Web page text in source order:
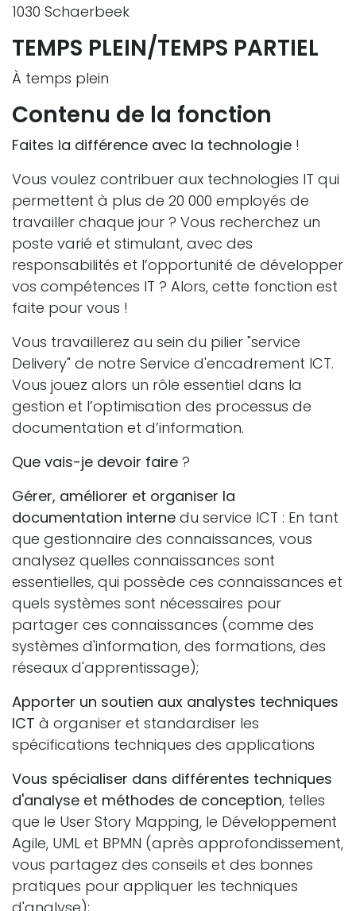
1030 Schaerbeek
TEMPS PLEIN/TEMPS PARTIEL
À temps plein
Contenu de la fonction
Faites la différence avec la technologie !
Vous voulez contribuer aux technologies IT qui
permettent à plus de 20 000 employés de
travailler chaque jour ? Vous recherchez un
poste varié et stimulant, avec des
responsabilités et l’opportunité de développer
vos compétences IT ? Alors, cette fonction est
faite pour vous !
Vous travaillerez au sein du pilier "service
Delivery" de notre Service d'encadrement ICT.
Vous jouez alors un rôle essentiel dans la
gestion et l’optimisation des processus de
documentation et d’information.
Que vais-je devoir faire ?
Gérer, améliorer et organiser la
documentation interne du service ICT : En tant
que gestionnaire des connaissances, vous
analysez quelles connaissances sont
essentielles, qui possède ces connaissances et
quels systèmes sont nécessaires pour
partager ces connaissances (comme des
systèmes d'information, des formations, des
réseaux d'apprentissage);
Apporter un soutien aux analystes techniques
ICT à organiser et standardiser les
spécifications techniques des applications
Vous spécialiser dans différentes techniques
d'analyse et méthodes de conception, telles
que le User Story Mapping, le Développement
Agile, UML et BPMN (après approfondissement,
vous partagez des conseils et des bonnes
pratiques pour appliquer les techniques